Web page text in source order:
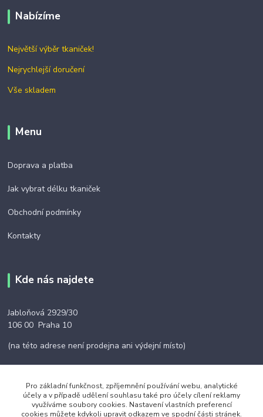
Nabízíme
Největší výběr tkaniček!
Nejrychlejší doručení
Vše skladem
Menu
Doprava a platba
Jak vybrat délku tkaniček
Obchodní podmínky
Kontakty
Kde nás najdete
Jabloňová 2929/30
106 00 Praha 10
(na této adrese není prodejna ani výdejní místo)
Kontakty
Pro základní funkčnost, zpříjemnění používání webu, analytické
účely a v případě udělení souhlasu také pro účely cílení reklamy
využíváme soubory cookies. Nastavení vlastních preferencí
cookies můžete kdykoli upravit odkazem ve spodní části stránek.